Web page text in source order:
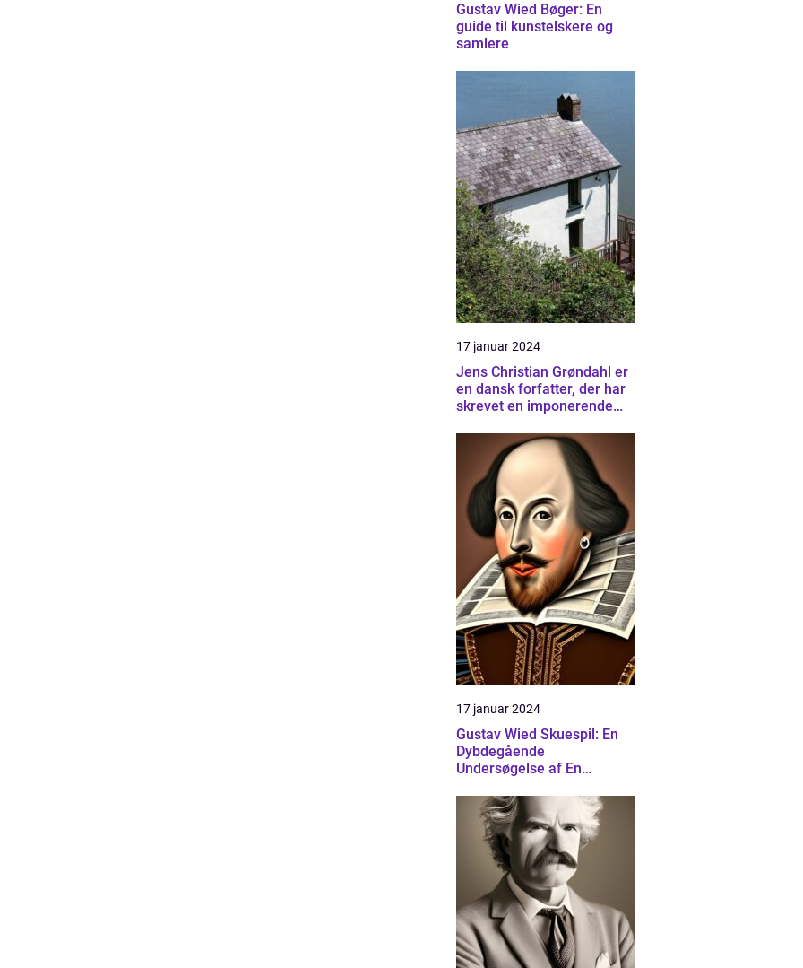
Gustav Wied Bøger: En
guide til kunstelskere og
samlere
17 januar 2024
Jens Christian Grøndahl er
en dansk forfatter, der har
skrevet en imponerende
debut i 1985
17 januar 2024
Gustav Wied Skuespil: En
Dybdegående
Undersøgelse af En